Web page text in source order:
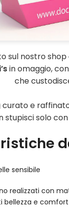
sul nostro
in omaggio,
che
curato e
stupisci solo
sensibile
realizzati con
bellezza e comfort